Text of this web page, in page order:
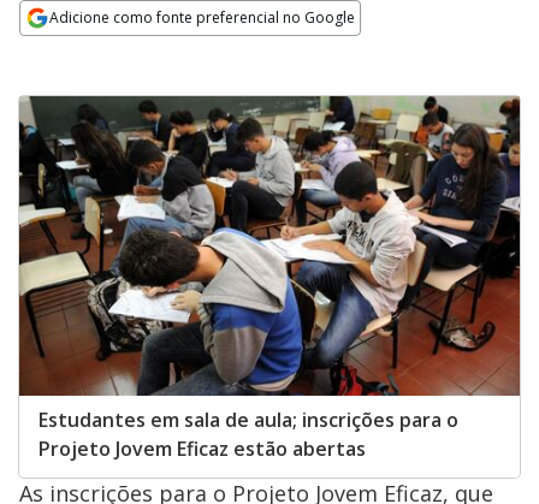
Adicione como fonte preferencial no Google
Estudantes em sala de aula; inscrições para o
Projeto Jovem Eficaz estão abertas
As inscrições para o Projeto Jovem Eficaz, que